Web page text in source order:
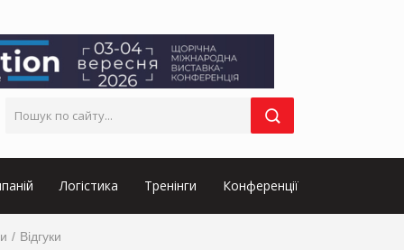
Логістика Тренінги Конференції
Відгуки